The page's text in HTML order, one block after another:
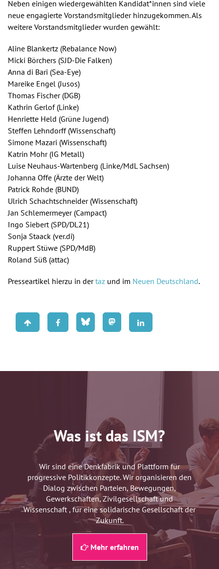
Neben einigen wiedergewählten Kandidat*innen sind viele
neue engagierte Vorstandsmitglieder hinzugekommen. Als
weitere Vorstandsmitglieder wurden gewählt:
Aline Blankertz (Rebalance Now)
Micki Börchers (SJD-Die Falken)
Anna di Bari (Sea-Eye)
Mareike Engel (Jusos)
Thomas Fischer (DGB)
Kathrin Gerlof (Linke)
Henriette Held (Grüne Jugend)
Steffen Lehndorff (Wissenschaft)
Simone Mazari (Wissenschaft)
Katrin Mohr (IG Metall)
Luise Neuhaus-Wartenberg (Linke/MdL Sachsen)
Johanna Offe (Ärzte der Welt)
Patrick Rohde (BUND)
Ulrich Schachtschneider (Wissenschaft)
Jan Schlemermeyer (Campact)
Ingo Siebert (SPD/DL21)
Sonja Staack (ver.di)
Ruppert Stüwe (SPD/MdB)
Roland Süß (attac)
Presseartikel hierzu in dertaz und im Neuen Deutschland.
Was ist das ISM?
Wir sind eine Denkfabrik und Plattform für
progressive Politikkonzepte. Wir organisieren den
Dialog zwischen Parteien, Bewegungen,
Gewerkschaften, Zivilgesellschaft und
Wissenschaft , für eine solidarische Gesellschaft der
Zukunft.
Mehr erfahren